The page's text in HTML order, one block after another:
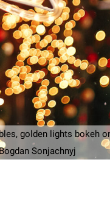
golden lights bokeh
Sonjachnyj